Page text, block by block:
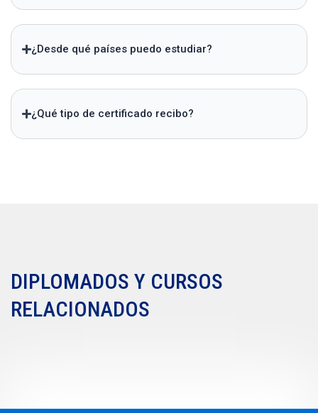
¿Desde qué países puedo estudiar?
¿Qué tipo de certificado recibo?
DIPLOMADOS Y CURSOS
RELACIONADOS